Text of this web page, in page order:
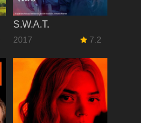
S.W.A.T.
2017 7.2